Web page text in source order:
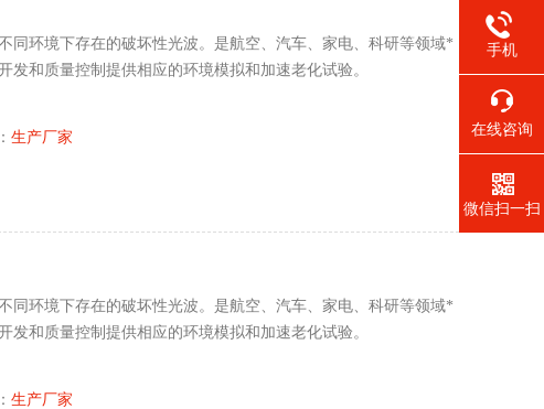
同环境下存在的破坏性光波。是航空、汽车、家电、科研等领域*
发和质量控制提供相应的环境模拟和加速老化试验。
生产厂家
同环境下存在的破坏性光波。是航空、汽车、家电、科研等领域*
发和质量控制提供相应的环境模拟和加速老化试验。
生产厂家
手机
在线咨询
微信扫一扫